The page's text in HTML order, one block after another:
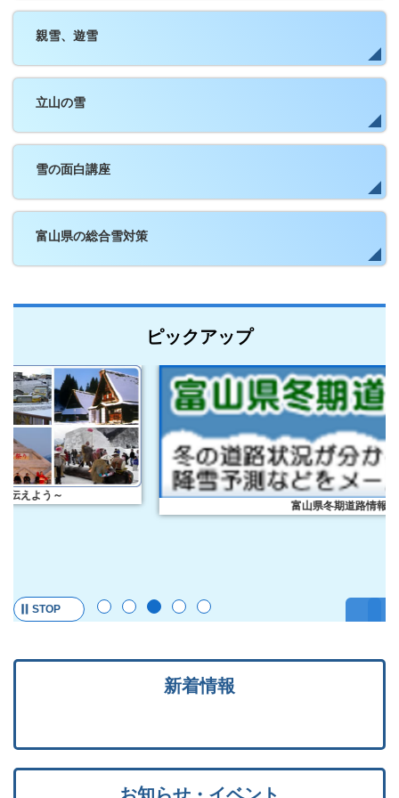
親雪、遊雪
立山の雪
雪の面白講座
富山県の総合雪対策
ピックアップ
STOP
新着情報